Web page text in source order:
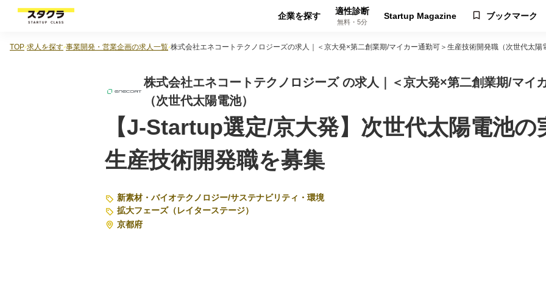
企業を探す 適性診断
無料・5分
Startup Magazine ブックマーク
TOP 求人を探す 事業開発・営業企画の求人一覧 株式会社エネコートテクノロジーズの求人｜＜京大発×第二創業期/マイカー通勤可＞生産技術開発職（次世代太陽
株式会社エネコートテクノロジーズ の求人｜＜京大発×第二創業期/マイ
（次世代太陽電池）
【J-Startup選定/京大発】次世代太陽電池
生産技術開発職を募集
新素材・バイオテクノロジー/サステナビリティ・環境
拡大フェーズ（レイターステージ）
京都府